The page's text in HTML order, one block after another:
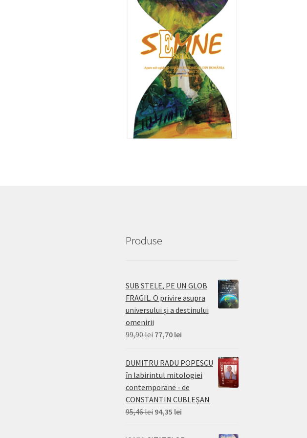
Produse
SUB STELE, PE UN GLOB
FRAGIL. O privire asupra
universului și a destinului
omenirii
99,90lei Prețul
a
fost:
77,70 leiPrețul
este:
77,70 lei.
DUMITRU RADU POPESCU
în labirintul mitologiei
contemporane - de
CONSTANTIN CUBLEȘAN
95,46lei Prețul
a
94,35 leiPrețul
este: